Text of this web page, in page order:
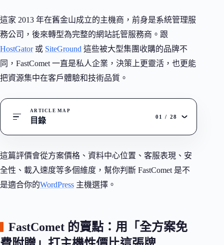
這家 2013 年在舊金山成立的主機商，前身是系統管理服
務公司，後來轉型為完整的網站託管服務商。跟
HostGator或 SiteGround 這些被大型集團收購的品牌不
同，FastComet 一直是私人企業，決策上更靈活，也更能
把資源集中在客戶體驗和技術品質。
ARTICLE MAP
目錄 01 / 28
這篇評價會從方案價格、資料中心位置、客服表現、安
全性、載入速度等多個維度，幫你判斷 FastComet 是不
是適合你的WordPress 主機選擇。
FastComet 的賣點：用「全方案免